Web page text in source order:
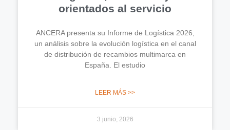
orientados al servicio
ANCERA presenta su Informe de Logística 2026,
un análisis sobre la evolución logística en el canal
de distribución de recambios multimarca en
España. El estudio
LEER MÁS >>
3 junio, 2026